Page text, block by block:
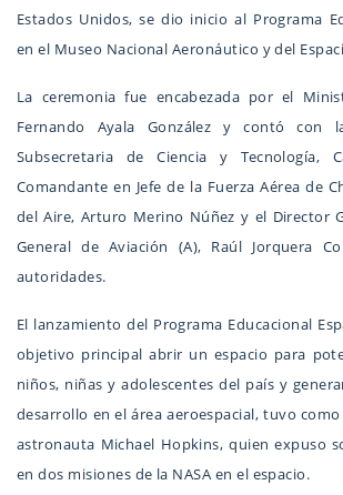
Estados Unidos, se dio inicio al Programa
en el Museo Nacional Aeronáutico y del
La ceremonia fue encabezada por el
Fernando Ayala González y contó con
Subsecretaria de Ciencia y Tecnología,
Comandante en Jefe de la Fuerza Aérea de
del Aire, Arturo Merino Núñez y el Director
General de Aviación (A), Raúl Jorquera
autoridades.
El lanzamiento del Programa Educacional
objetivo principal abrir un espacio para
niños, niñas y adolescentes del país y
desarrollo en el área aeroespacial, tuvo
astronauta Michael Hopkins, quien expuso
en dos misiones de la NASA en el espacio.